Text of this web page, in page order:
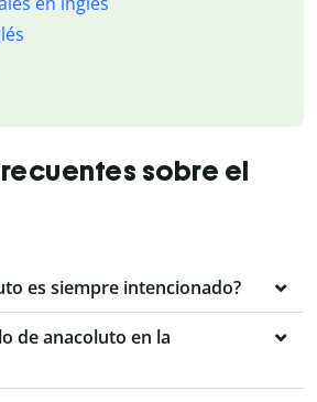
sobre el
es siempre intencionado?
de anacoluto en la